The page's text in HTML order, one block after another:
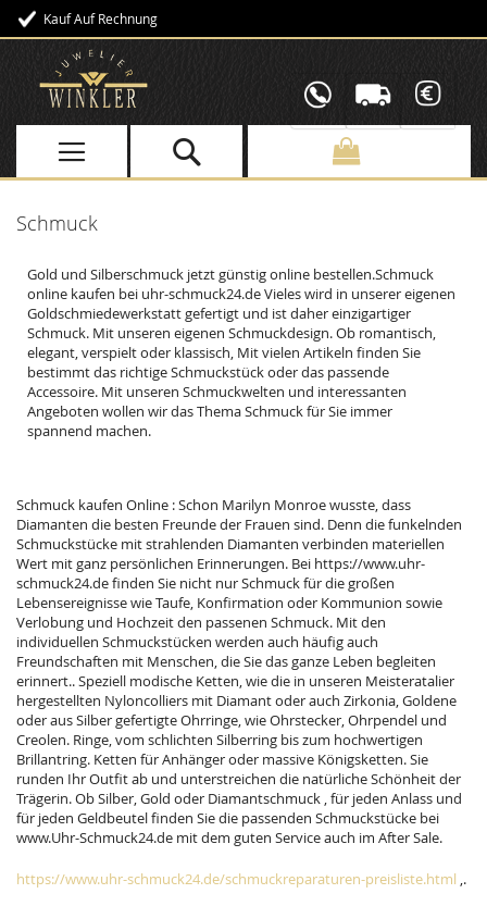
Kauf Auf Rechnung
Direkt
Inhalt
Schmuck
Gold und Silberschmuck jetzt günstig online bestellen.Schmuck
online kaufen bei uhr-schmuck24.de Vieles wird in unserer eigenen
Goldschmiedewerkstatt gefertigt und ist daher einzigartiger
Schmuck. Mit unseren eigenen Schmuckdesign. Ob romantisch,
elegant, verspielt oder klassisch, Mit vielen Artikeln finden Sie
bestimmt das richtige Schmuckstück oder das passende
Accessoire. Mit unseren Schmuckwelten und interessanten
Angeboten wollen wir das Thema Schmuck für Sie immer
spannend machen.
Schmuck kaufen Online : Schon Marilyn Monroe wusste, dass
Diamanten die besten Freunde der Frauen sind. Denn die funkelnden
Schmuckstücke mit strahlenden Diamanten verbinden materiellen
Wert mit ganz persönlichen Erinnerungen. Bei https://www.uhr-
schmuck24.de finden Sie nicht nur Schmuck für die großen
Lebensereignisse wie Taufe, Konfirmation oder Kommunion sowie
Verlobung und Hochzeit den passenen Schmuck. Mit den
individuellen Schmuckstücken werden auch häufig auch
Freundschaften mit Menschen, die Sie das ganze Leben begleiten
erinnert.. Speziell modische Ketten, wie die in unseren Meisteratalier
hergestellten Nyloncolliers mit Diamant oder auch Zirkonia, Goldene
oder aus Silber gefertigte Ohrringe, wie Ohrstecker, Ohrpendel und
Creolen. Ringe, vom schlichten Silberring bis zum hochwertigen
Brillantring. Ketten für Anhänger oder massive Königsketten. Sie
runden Ihr Outfit ab und unterstreichen die natürliche Schönheit der
Trägerin. Ob Silber, Gold oder Diamantschmuck , für jeden Anlass und
für jeden Geldbeutel finden Sie die passenden Schmuckstücke bei
www.Uhr-Schmuck24.de mit dem guten Service auch im After Sale.
https://www.uhr-schmuck24.de/schmuckreparaturen-preisliste.html ,.